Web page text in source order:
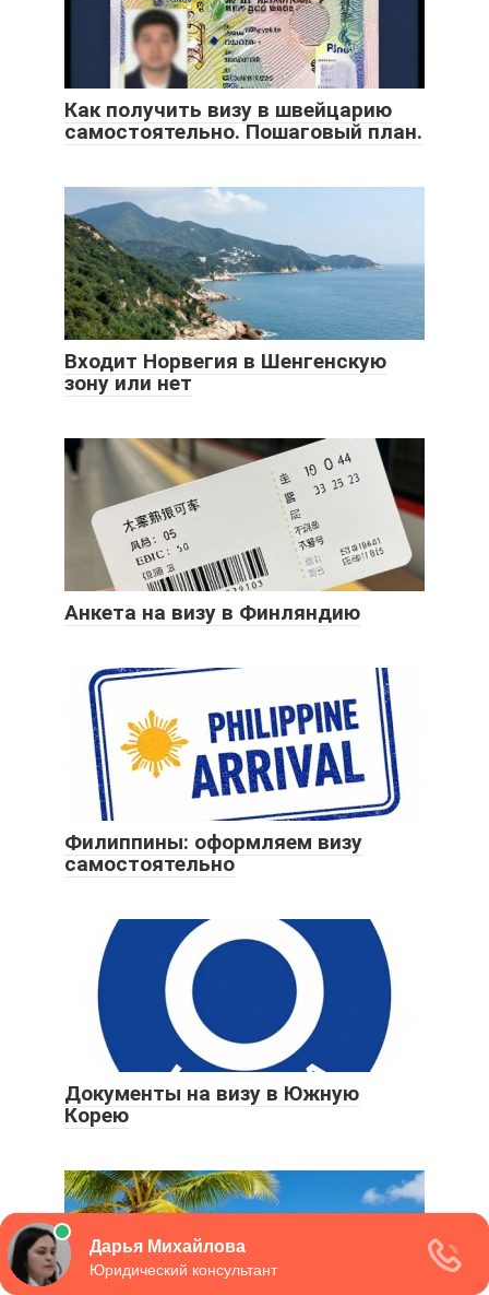
Как получить визу в швейцарию
самостоятельно. Пошаговый план.
Входит Норвегия в Шенгенскую
зону или нет
Анкета на визу в Финляндию
Филиппины: оформляем визу
самостоятельно
Документы на визу в Южную
Корею